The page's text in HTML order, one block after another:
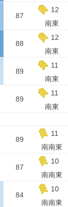
87
12
南東
88
12
南東
89
11
南東
89
11
南東
89
11
南南東
87
10
南南東
84
10
南南東